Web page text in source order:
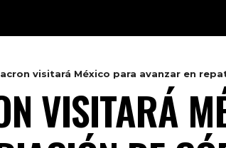
visitará México para avanzar en
VISITARÁ